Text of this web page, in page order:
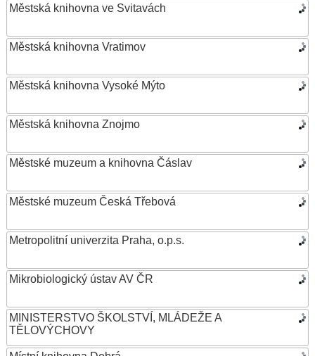
Městská knihovna ve Svitavách
Městská knihovna Vratimov
Městská knihovna Vysoké Mýto
Městská knihovna Znojmo
Městské muzeum a knihovna Čáslav
Městské muzeum Česká Třebová
Metropolitní univerzita Praha, o.p.s.
Mikrobiologický ústav AV ČR
MINISTERSTVO ŠKOLSTVÍ, MLÁDEŽE A
TĚLOVÝCHOVY